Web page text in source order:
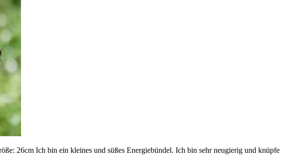
26cm Ich bin ein kleines und süßes Energiebündel. Ich bin sehr neugierig und knüpfe